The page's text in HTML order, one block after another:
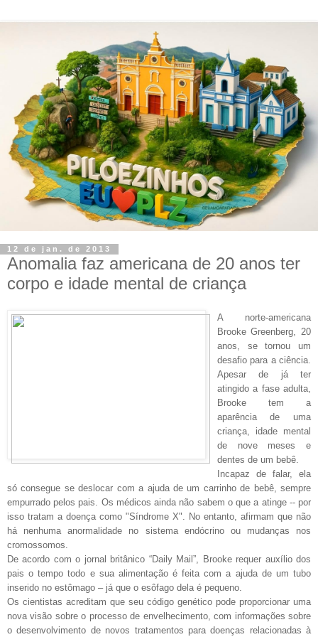
12 de jan. de 2013
Anomalia faz americana de 20 anos ter
corpo e idade mental de criança
A norte-americana
Brooke Greenberg, 20
anos, se tornou um
desafio para a ciência.
Apesar de já ter
atingido a fase adulta,
Brooke tem a
aparência de uma
criança, idade mental
de nove meses e
dentes de um bebê.
Incapaz de falar, ela
só consegue se deslocar com a ajuda de um carrinho de bebê, sempre
empurrado pelos pais. Os médicos ainda não sabem o que a atinge -- por
isso tratam a doença como "Síndrome X". No entanto, afirmam que não
há nenhuma anormalidade no sistema endócrino ou mudanças nos
cromossomos.
De acordo com o jornal britânico “Daily Mail”, Brooke requer auxílio dos
pais o tempo todo e sua alimentação é feita com a ajuda de um tubo
inserido no estômago – já que o esôfago dela é pequeno.
Os cientistas acreditam que seu código genético pode proporcionar uma
nova visão sobre o processo de envelhecimento, com informações sobre
o desenvolvimento de novos tratamentos para doenças relacionadas à